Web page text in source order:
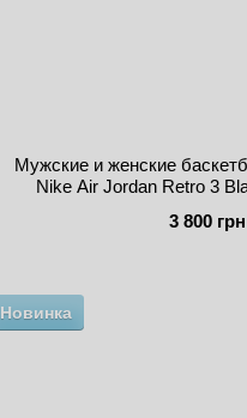
Мужские и женские
Nike Air Jordan Retro 3
3 800 грн
Новинка